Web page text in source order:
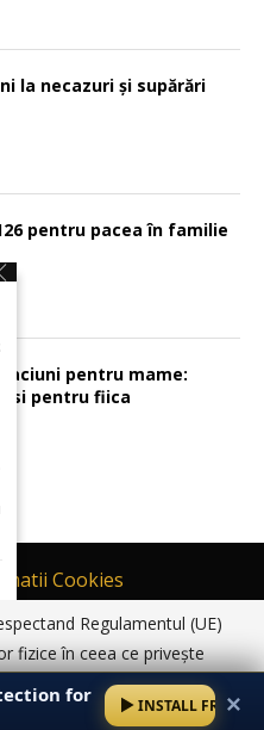
la necazuri și supărări
pentru pacea în familie
pentru mame:
si pentru fiica
Cookies
DE UTILIZARE
și condiții de utilizare | Informatii
Confidențialitate
for
INSTALL FREE✕
Regulamentul (UE)
fizice în ceea ce privește
personal și privind libera
Detalii aici